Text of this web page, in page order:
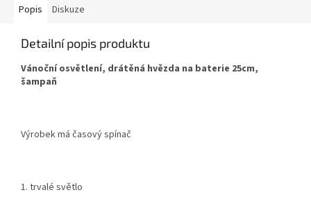
Popis Diskuze
Detailní popis produktu
Vánoční osvětlení, drátěná hvězda na baterie 25cm,
šampaň
Výrobek má časový spínač
1. trvalé světlo